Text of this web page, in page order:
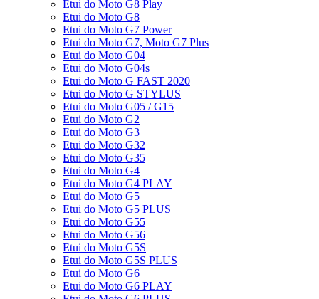
Etui do Moto G8 Play
Etui do Moto G8
Etui do Moto G7 Power
Etui do Moto G7, Moto G7 Plus
Etui do Moto G04
Etui do Moto G04s
Etui do Moto G FAST 2020
Etui do Moto G STYLUS
Etui do Moto G05 / G15
Etui do Moto G2
Etui do Moto G3
Etui do Moto G32
Etui do Moto G35
Etui do Moto G4
Etui do Moto G4 PLAY
Etui do Moto G5
Etui do Moto G5 PLUS
Etui do Moto G55
Etui do Moto G56
Etui do Moto G5S
Etui do Moto G5S PLUS
Etui do Moto G6
Etui do Moto G6 PLAY